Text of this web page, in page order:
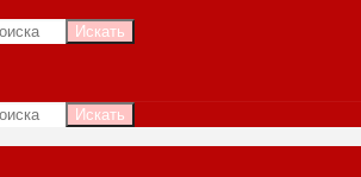
Искать
Искать